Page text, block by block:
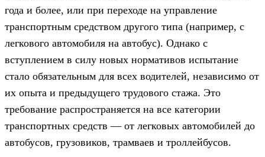
года и более, или при переходе на управление
транспортным средством другого типа (например, с
легкового автомобиля на автобус). Однако с
вступлением в силу новых нормативов испытание
стало обязательным для всех водителей, независимо от
их опыта и предыдущего трудового стажа. Это
требование распространяется на все категории
транспортных средств — от легковых автомобилей до
автобусов, грузовиков, трамваев и троллейбусов.